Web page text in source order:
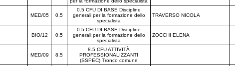
MED/05 0.5
0.5 CFU DI BASE Discipline
generali per la formazione dello
specialista
TRAVERSO NICOLA
BIO/12 0.5
0.5 CFU DI BASE Discipline
generali per la formazione dello
specialista
ZOCCHI ELENA
MED/09 8.5
8.5 CFU ATTIVITÀ
PROFESSIONALIZZANTI
(SSPEC) Tronco comune